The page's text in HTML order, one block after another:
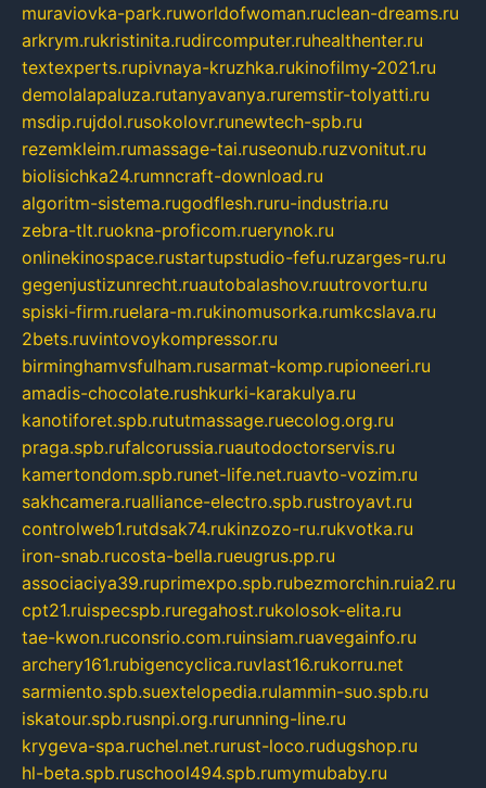
muraviovka-park.ruworldofwoman.ruclean-dreams.ru
arkrym.rukristinita.rudircomputer.ruhealthenter.ru
textexperts.rupivnaya-kruzhka.rukinofilmy-2021.ru
demolalapaluza.rutanyavanya.ruremstir-tolyatti.ru
msdip.rujdol.rusokolovr.runewtech-spb.ru
rezemkleim.rumassage-tai.ruseonub.ruzvonitut.ru
biolisichka24.rumncraft-download.ru
algoritm-sistema.rugodflesh.ruru-industria.ru
zebra-tlt.ruokna-proficom.ruerynok.ru
onlinekinospace.rustartupstudio-fefu.ruzarges-ru.ru
gegenjustizunrecht.ruautobalashov.ruutrovortu.ru
spiski-firm.ruelara-m.rukinomusorka.rumkcslava.ru
2bets.ruvintovoykompressor.ru
birminghamvsfulham.rusarmat-komp.rupioneeri.ru
amadis-chocolate.rushkurki-karakulya.ru
kanotiforet.spb.rututmassage.ruecolog.org.ru
praga.spb.rufalcorussia.ruautodoctorservis.ru
kamertondom.spb.runet-life.net.ruavto-vozim.ru
sakhcamera.rualliance-electro.spb.rustroyavt.ru
controlweb1.rutdsak74.rukinzozo-ru.rukvotka.ru
iron-snab.rucosta-bella.rueugrus.pp.ru
associaciya39.ruprimexpo.spb.rubezmorchin.ruia2.ru
cpt21.ruispecspb.ruregahost.rukolosok-elita.ru
tae-kwon.ruconsrio.com.ruinsiam.ruavegainfo.ru
archery161.rubigencyclica.ruvlast16.rukorru.net
sarmiento.spb.suextelopedia.rulammin-suo.spb.ru
iskatour.spb.rusnpi.org.rurunning-line.ru
krygeva-spa.ruchel.net.rurust-loco.rudugshop.ru
hl-beta.spb.ruschool494.spb.rumymubaby.ru